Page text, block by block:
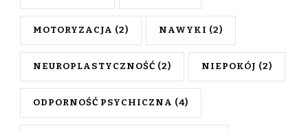
MOTORYZACJA (2) NAWYKI (2)
NEUROPLASTYCZNOŚĆ (2) NIEPOKÓJ (2)
ODPORNOŚĆ PSYCHICZNA (4)